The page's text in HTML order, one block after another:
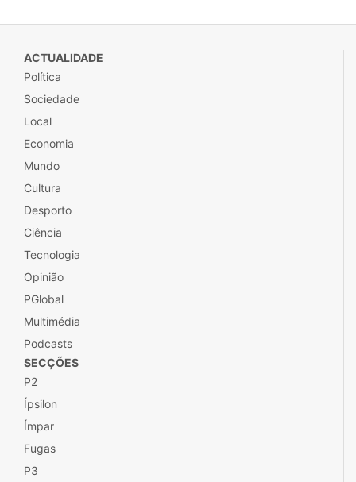
ACTUALIDADE
Política
Sociedade
Local
Economia
Mundo
Cultura
Desporto
Ciência
Tecnologia
Opinião
PGlobal
Multimédia
Podcasts
SECÇÕES
P2
Ípsilon
Ímpar
Fugas